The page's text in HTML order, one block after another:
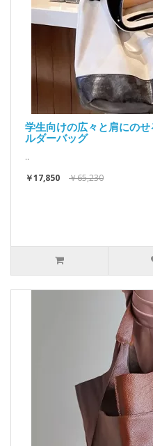
学生向けの広々と肩にの
ルダーバッグ
..
￥17,850
￥65,230